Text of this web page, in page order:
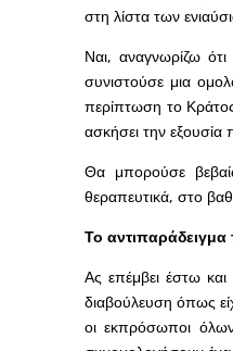
στη λίστα των
Ναι, αναγνωρίζω
συνιστούσε μια
περίπτωση το Κράτος
ασκήσει την
Θα μπορούσε
θεραπευτικά, στο
Το αντιπαράδειγμα
Ας επέμβει έστω
διαβούλευση όπως
οι εκπρόσωποι